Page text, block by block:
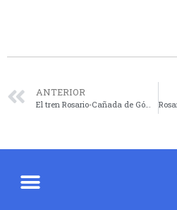
ANTERIOR